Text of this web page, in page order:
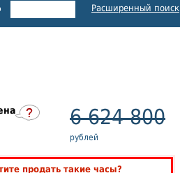
Расширенный поиск
6 624 800
рублей
продать такие часы?